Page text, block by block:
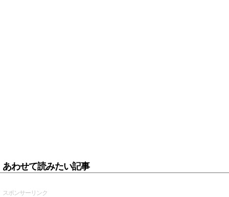
あわせて読みたい記事
スポンサーリンク